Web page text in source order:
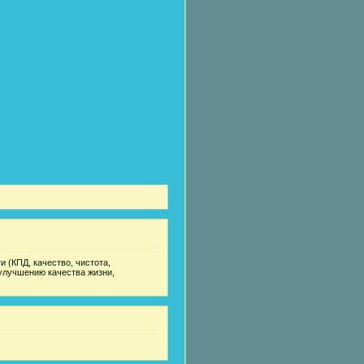
(КПД, качество, чистота,
качества жизни,